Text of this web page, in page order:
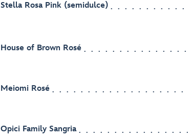
Stella Rosa Pink (semidulce)
House of Brown Rosé
Meiomi Rosé
Opici Family Sangria